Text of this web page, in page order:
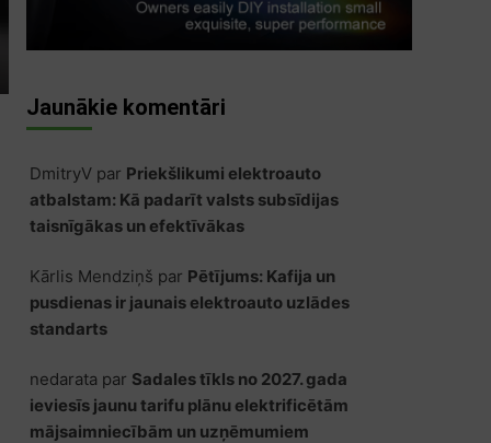
Jaunākie komentāri
DmitryVpar Priekšlikumi elektroauto
atbalstam: Kā padarīt valsts subsīdijas
taisnīgākas un efektīvākas
Kārlis Mendziņš par Pētījums: Kafija un
pusdienas ir jaunais elektroauto uzlādes
standarts
nedarata par Sadales tīkls no 2027. gada
ieviesīs jaunu tarifu plānu elektrificētām
mājsaimniecībām un uzņēmumiem